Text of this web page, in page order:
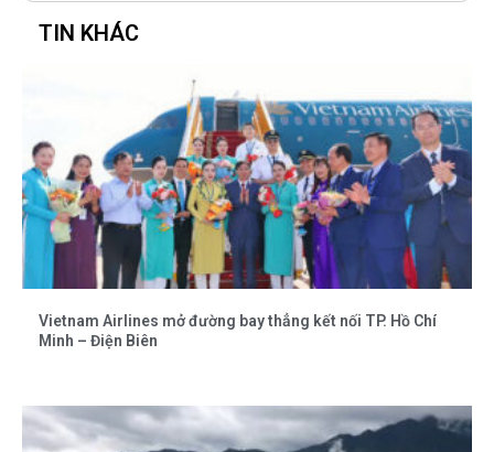
TIN KHÁC
Vietnam Airlines mở đường bay thẳng kết nối TP. Hồ Chí
Minh – Điện Biên